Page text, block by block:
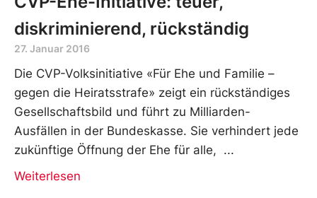
diskriminierend, rückständig
27. Januar 2016
Die CVP-Volksinitiative «Für Ehe und Familie –
gegen die Heiratsstrafe» zeigt ein rückständiges
Gesellschaftsbild und führt zu Milliarden-
Ausfällen in der Bundeskasse. Sie verhindert jede
zukünftige Öffnung der Ehe für alle,
Weiterlesen